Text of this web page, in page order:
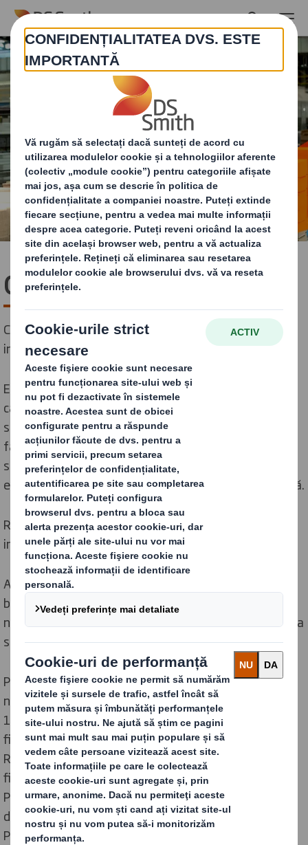
Skip to main content
Oameni și comunități
Creăm un loc de muncă sigur, divers și favorabil
incluziunii și jucăm un rol activ în comunitățile noastre.
Economia circulară este un sistem amplu de schimbare
care oferă oportunități nu doar pentru îmbunătățirea
sustenabilității mediului, ci și pentru o creștere mai
favorabilă incluziunii. Atunci când se promovează orice
schimbare sistemică, tranziția trebuie să fie justă și
echitabilă, iar beneficiile să fie distribuite pe scară largă.
Recunoaștem că organizațiile sigure, diverse și
incluzive sunt organizații sustenabile.
Abordarea noastră privind sănătatea, siguranța și
bunăstarea sprijină ambiția noastră ca toți oamenii
noștri să se întoarcă acasă în siguranță și nevătămați la
sfârșitul zilei. Nimic nu este mai important.
Prin inPână în 2025, să implicăm 100% din oamenii
noștri în economia circulară
100% din site-uri angajate în activități comunitare în
fiecare an
Reducerea ratei de frecvență a accidentelor (AFR) în
fiecare an
Până în 2025, ateliere de leadership incluziv finalizate
de toate echipele de conducere din toate locațiile
Până în 2025, finalizarea implementării SEDEX SAQ în